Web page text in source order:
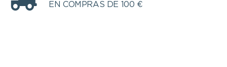
EN COMPRAS DE 100 €